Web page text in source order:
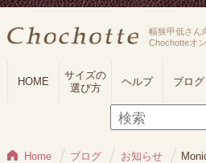
幅狭甲低さん
Chochotteオ
HOME
サイズの
選び方
ヘルプ ブログ
検
索:
Home ブログ お知らせ